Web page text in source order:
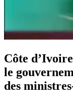
Côte
le
des